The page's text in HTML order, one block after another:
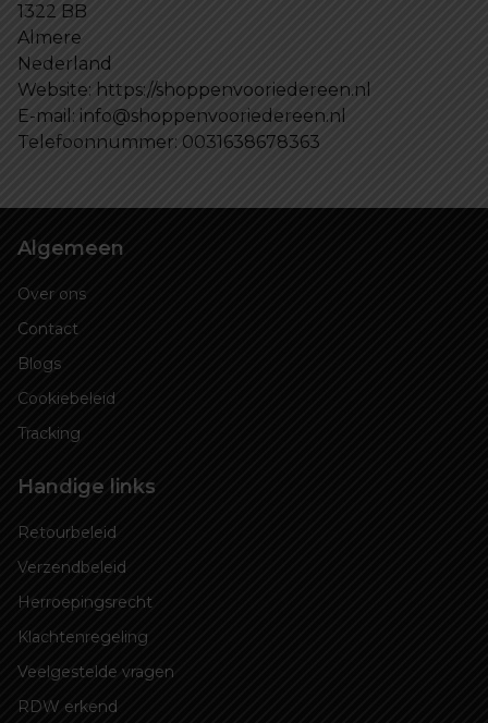
1322 BB
Almere
Nederland
Website: https://shoppenvooriedereen.nl
E-mail: info@shoppenvooriedereen.nl
Telefoonnummer: 0031638678363
Algemeen
Over ons
Contact
Blogs
Cookiebeleid
Tracking
Handige links
Retourbeleid
Verzendbeleid
Herroepingsrecht
Klachtenregeling
Veelgestelde vragen
RDW erkend